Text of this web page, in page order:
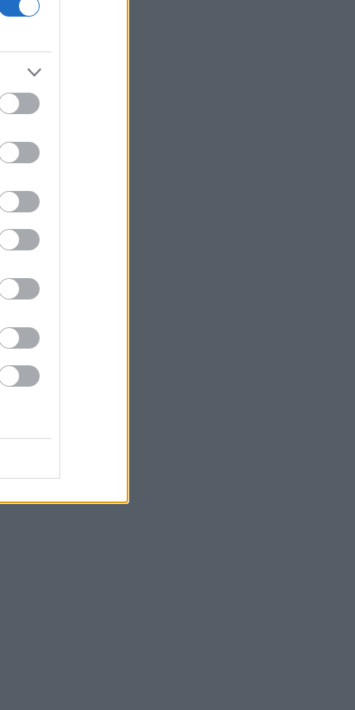
πληρωμών από e-ΕΦΚΑ, ΔΥΠΑ για την
περίοδο 10 έως 14 Αυγούστου
Health Monitoring: Η εθνική υποδομή
για αξιοποίηση δεδομένων υγείας
ΟΗΕ: Προειδοποιεί ότι υπάρχει
κίνδυνος ανανέωσης μιας μεγάλης
κλίμακας σύγκρουσης στην Υεμένη